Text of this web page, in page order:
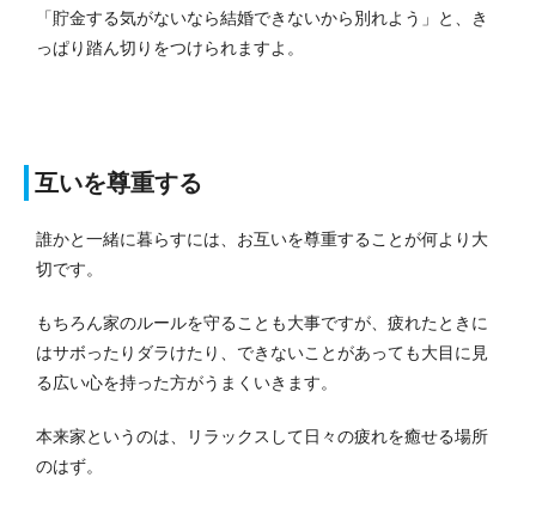
「貯金する気がないなら結婚できないから別れよう」と、き
っぱり踏ん切りをつけられますよ。
互いを尊重する
誰かと一緒に暮らすには、お互いを尊重することが何より大
切です。
もちろん家のルールを守ることも大事ですが、疲れたときに
はサボったりダラけたり、できないことがあっても大目に見
る広い心を持った方がうまくいきます。
本来家というのは、リラックスして日々の疲れを癒せる場所
のはず。